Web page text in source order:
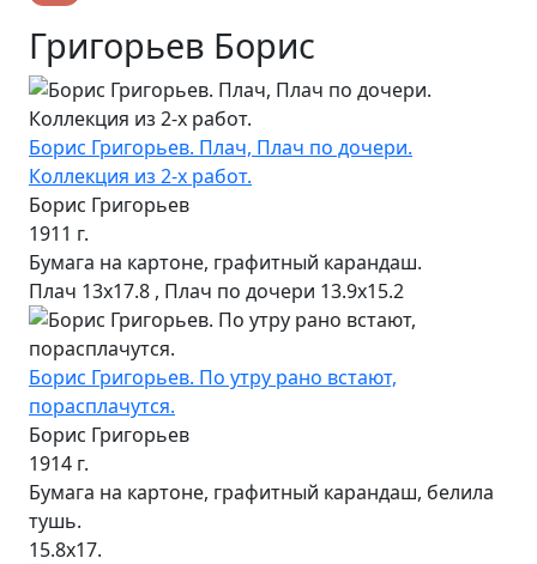
Григорьев Борис
Борис Григорьев. Плач, Плач по дочери.
Коллекция из 2-х работ.
Борис Григорьев
1911 г.
Бумага на картоне, графитный карандаш.
Плач 13х17.8 , Плач по дочери 13.9х15.2
Борис Григорьев. По утру рано встают,
порасплачутся.
Борис Григорьев
1914 г.
Бумага на картоне, графитный карандаш, белила
тушь.
15.8х17.